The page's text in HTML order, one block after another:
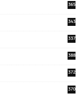
365
343
337
388
372
370